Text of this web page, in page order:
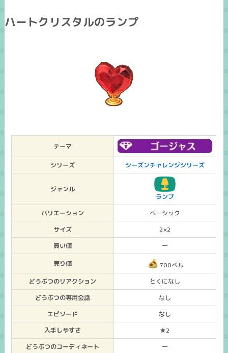
ハートクリスタルのランプ
テーマ
シリーズ シーズンチャレンジシリーズ
ジャンル
ランプ
バリエーション
ベーシック
サイズ
2×2
買い値
ー
売り値
700ベル
どうぶつのリアクション
とくになし
どうぶつの専用会話
なし
エピソード
なし
入手しやすさ
★2
どうぶつのコーディネート
ー